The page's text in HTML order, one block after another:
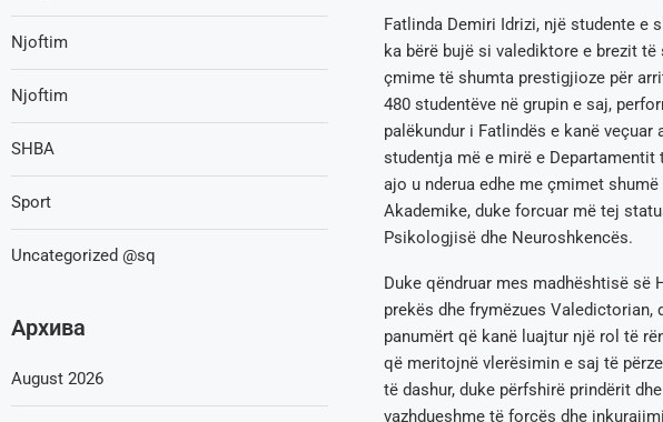
Fatlinda Demiri Idrizi, një studente e
ka bërë bujë si valediktore e brezit
çmime të shumta prestigjioze për
480 studentëve në grupin e saj,
palëkundur i Fatlindës e kanë
studentja më e mirë e
ajo u nderua edhe me çmimet
Akademike, duke forcuar më tej
Psikologjisë dhe Neuroshkencës.
Duke qëndruar mes madhështisë
prekës dhe frymëzues
panumërt që kanë luajtur një rol të
që meritojnë vlerësimin e saj të
të dashur, duke përfshirë prindërit
vazhdueshme të forcës dhe
Njoftim
Njoftim
SHBA
Sport
Uncategorized @sq
Архива
August 2026